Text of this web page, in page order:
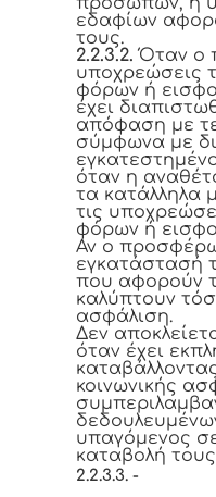
εδαφίων
τους.
2.2.3.2. Όταν ο
υποχρεώσεις
φόρων ή
έχει
απόφαση με
σύμφωνα με
όταν η
τα κατάλληλα
τις
φόρων ή
Αν ο
εγκατάστασή
που αφορούν
καλύπτουν
ασφάλιση.
Δεν
όταν έχει
κοινωνικής
υπαγόμενος
καταβολή τους
2.2.3.3. -